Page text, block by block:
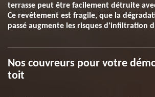
terrasse peut être facilement détruite
Ce revêtement est fragile, que la
passé augmente les risques d'infiltration
Nos couvreurs pour votre
toit